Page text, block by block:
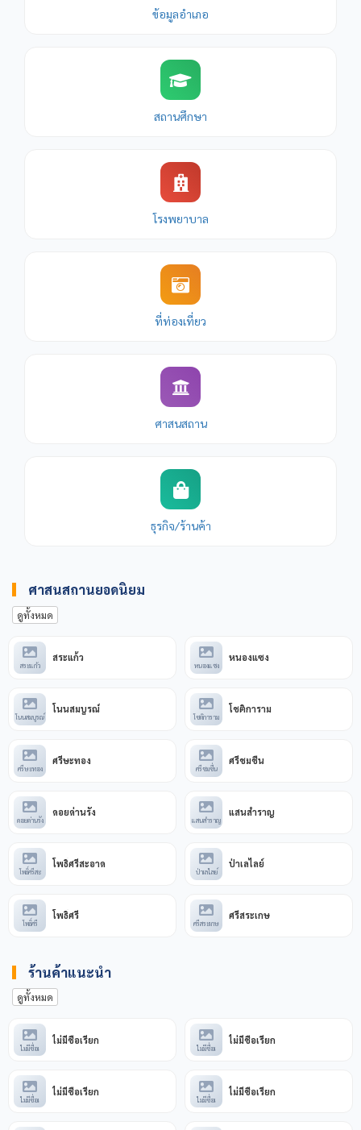
ข้อมูลอำเภอ
สถานศึกษา
โรงพยาบาล
ที่ท่องเที่ยว
ศาสนสถาน
ธุรกิจ/ร้านค้า
ศาสนสถานยอดนิยม
ดูทั้งหมด
สระแก้ว
สระแก้ว
หนองแซง
หนองแซง
โนนสมบูรณ์
โนนสมบูรณ์
โชติการาม
โชติการาม
ศรีษะทอง
ศรีษะทอง
ศรีชมชื่น
ศรีชมชื่น
ดอยด่านรัง
ดอยด่านรัง
แสนสำราญ
แสนสำราญ
โพธิ์ศรีสะ
โพธิ์ศรีสะอาด
ป่าเลไลย์
ป่าเลไลย์
โพธิ์ศรี
โพธิ์ศรี
ศรีสระเกษ
ศรีสระเกษ
ร้านค้าแนะนำ
ดูทั้งหมด
ไม่มีชื่อเ
ไม่มีชื่อเรียก
ไม่มีชื่อเ
ไม่มีชื่อเรียก
ไม่มีชื่อเ
ไม่มีชื่อเรียก
ไม่มีชื่อเ
ไม่มีชื่อเรียก